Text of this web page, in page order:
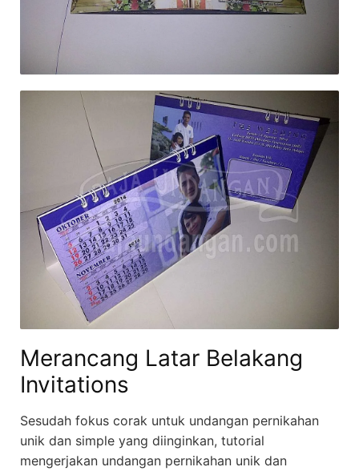
Merancang Latar Belakang
Invitations
Sesudah fokus corak untuk undangan pernikahan
unik dan simple yang diinginkan, tutorial
mengerjakan undangan pernikahan unik dan